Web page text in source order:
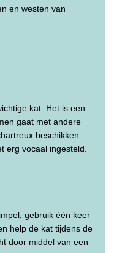
en westen van
kat. Het is een
gaat met andere
beschikken
erg vocaal ingesteld.
gebruik één keer
help de kat tijdens de
door middel van een